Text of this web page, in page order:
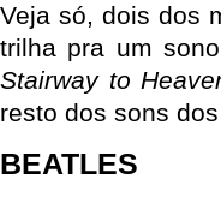
Veja só, dois dos
trilha pra um
Stairway to
resto dos sons
BEATLES